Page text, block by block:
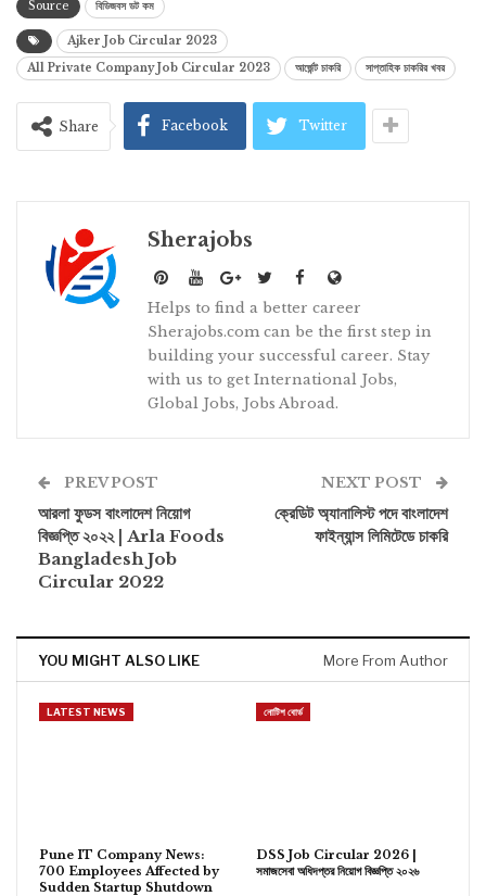
Source বিডিজবস ডট কম
Ajker Job Circular 2023
All Private Company Job Circular 2023
আর্জেন্ট চাকরি সাপ্তাহিক চাকরির খবর
Share Facebook Twitter
Sherajobs
Helps to find a better career
Sherajobs.com can be the first step in
building your successful career. Stay
with us to get International Jobs,
Global Jobs, Jobs Abroad.
PREV POST
আরলা ফুডস বাংলাদেশ নিয়োগ
বিজ্ঞপ্তি ২০২২ | Arla Foods
Bangladesh Job
Circular 2022
NEXT POST
ক্রেডিট অ্যানালিস্ট পদে বাংলাদেশ
ফাইন্যান্স লিমিটেডে চাকরি
YOU MIGHT ALSO LIKE More From Author
LATEST NEWS
Pune IT Company News:
700 Employees Affected by
Sudden Startup Shutdown
নোটিশ বোর্ড
DSS Job Circular 2026 |
সমাজসেবা অধিদপ্তর নিয়োগ বিজ্ঞপ্তি ২০২৬